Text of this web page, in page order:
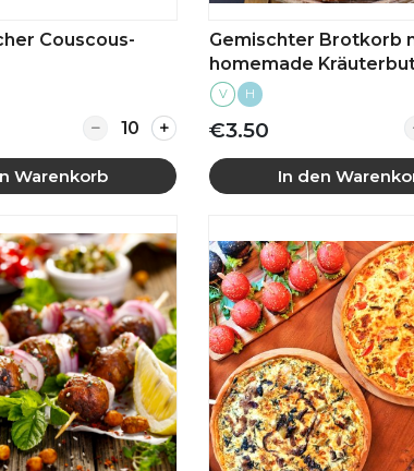
anzeigen
Couscous-
Quantity for Weihnachtlicher
Warenkorb
Mehr
Gemischter Brotkorb
homemade
V H
€3.50
In den